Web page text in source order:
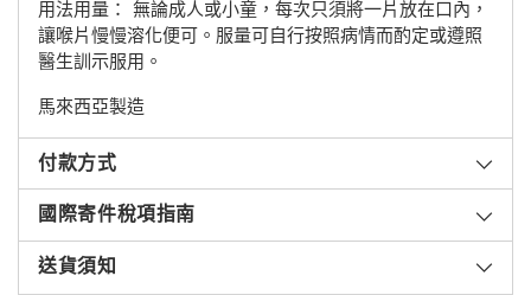
用法用量： 無論成人或小童，每次只須將一片放在口內，
讓喉片慢慢溶化便可。服量可自行按照病情而酌定或遵照
醫生訓示服用。
馬來西亞製造
付款方式
國際寄件稅項指南
送貨須知